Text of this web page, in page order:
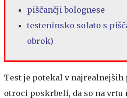
piščančji bolognese
testeninsko solato s
obrok)
Test je potekal v najrealnejših
otroci poskrbeli, da so na vrtu